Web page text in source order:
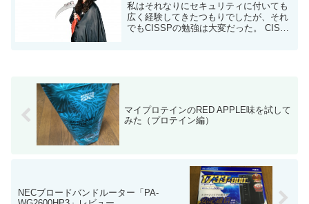
私はそれなりにセキュリティに付いても
広く経験してきたつもりでしたが、それ
でもCISSPの勉強は大変だった。 CISSP
マイプロテインのRED APPLE味を試して
みた（プロテイン編）
NECブロードバンドルーター「PA-